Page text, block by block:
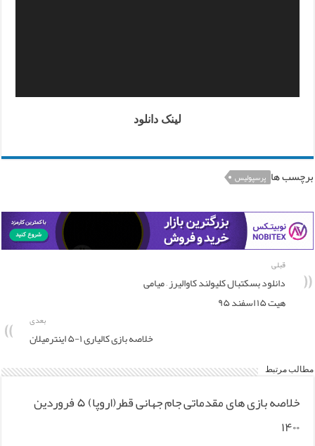
لینک دانلود
برچسب ها پرسپولیس
قبلی
دانلود بسکتبال کلیولند کاوالیرز – میامی
هیت ۱۵ اسفند ۹۵
بعدی
خلاصه بازی کالیاری ۱-۵ اینترمیلان
مطالب مرتبط
خلاصه بازی های مقدماتی جام جهانی قطر(اروپا) ۵ فروردین
۱۴۰۰